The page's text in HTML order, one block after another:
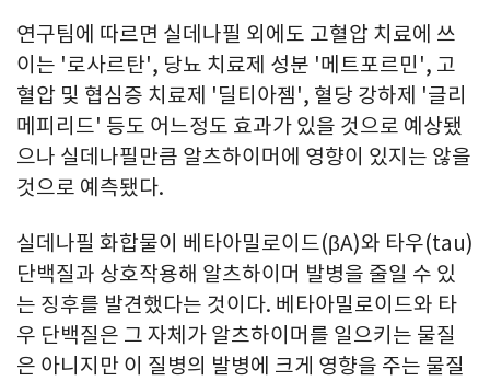
연구팀에 따르면 실데나필 외에도 고혈압 치료에 쓰
이는 '로사르탄', 당뇨 치료제 성분 '메트포르민', 고
혈압 및 협심증 치료제 '딜티아젬', 혈당 강하제 '글리
메피리드' 등도 어느정도 효과가 있을 것으로 예상됐
으나 실데나필만큼 알츠하이머에 영향이 있지는 않을
것으로 예측됐다.
실데나필 화합물이 베타아밀로이드(βA)와 타우(tau)
단백질과 상호작용해 알츠하이머 발병을 줄일 수 있
는 징후를 발견했다는 것이다. 베타아밀로이드와 타
우 단백질은 그 자체가 알츠하이머를 일으키는 물질
은 아니지만 이 질병의 발병에 크게 영향을 주는 물질